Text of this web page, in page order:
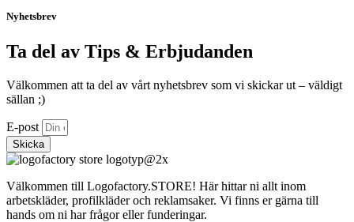
Nyhetsbrev
Ta del av Tips & Erbjudanden
Välkommen att ta del av vårt nyhetsbrev som vi skickar ut – väldigt
sällan ;)
E-post
Skicka
Välkommen till Logofactory.STORE! Här hittar ni allt inom
arbetskläder, profilkläder och reklamsaker. Vi finns er gärna till
hands om ni har frågor eller funderingar.